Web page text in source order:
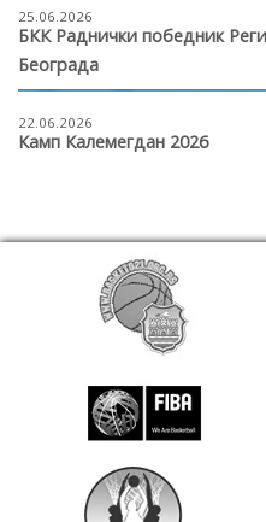
25.06.2026
БКК Раднички победник
Београда
22.06.2026
Камп Калемегдан 2026